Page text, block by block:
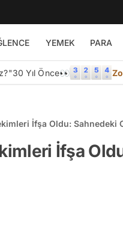
YEMEK PARA
30 Yıl Önce👀
İfşa Oldu: Sahnedeki
İfşa